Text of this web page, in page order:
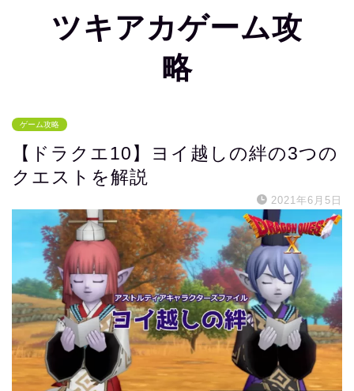
ツキアカゲーム攻
略
ゲーム攻略
【ドラクエ10】ヨイ越しの絆の3つの
クエストを解説
2021年6月5日